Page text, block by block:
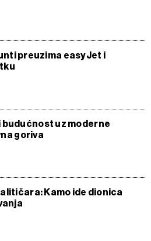
preuzima easyJet i
uz moderne
goriva
Kamo ide dionica